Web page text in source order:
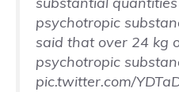
psychotropic
said that over 24 kg
psychotropic
pic.twitter.com/